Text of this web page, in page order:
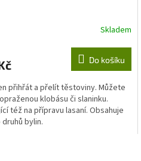
Skladem
Do košíku
přihřát a přelít těstoviny. Můžete
klobásu či slaninku.
též na přípravu lasaní. Obsahuje
bylin.